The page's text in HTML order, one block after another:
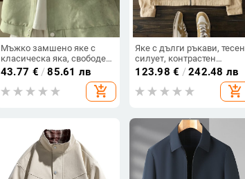
Мъжко замшено яке с
класическа яка, свободен
крой, еднобортно, без
качулка, стил Хонг Конг,
ежедневен външен вид
43.77 € /85.61 лв
add_shopping_cart
Яке с дълги ръкави, тесен
силует, контрастен
патчворк, Lycra плат, без
качулка, с дебела материя
123.98 € /242.48 лв
add_shopping_cart